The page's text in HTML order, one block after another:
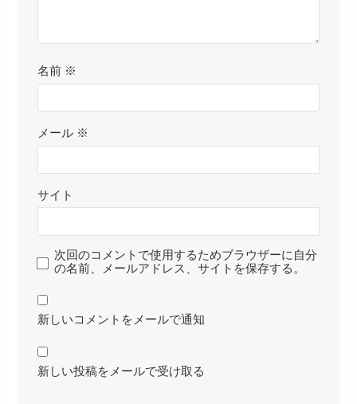
名前 ※
メール ※
サイト
次回のコメントで使用するためブラウザーに自分
の名前、メールアドレス、サイトを保存する。
新しいコメントをメールで通知
新しい投稿をメールで受け取る